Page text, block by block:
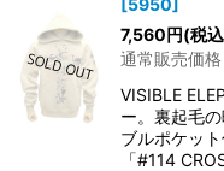
[5950]
7,560円(税
通常販売価格
VISIBLE
ー。裏起毛
ブルポケッ
「#114